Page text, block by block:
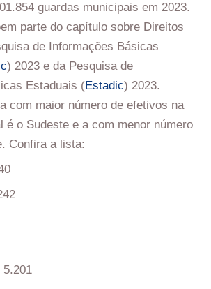
guardas municipais em 2023.
parte do capítulo sobre Direitos
de Informações Básicas
) 2023 e da Pesquisa de
Estaduais (Estadic) 2023.
com maior número de efetivos na
é o Sudeste e a com menor número
Confira a lista:
5.201